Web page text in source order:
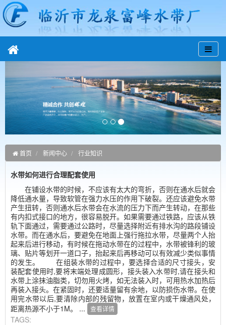
首页 新闻中心 行业知识
水带如何进行合理配套使用
在铺设水带的时候，不应该有太大的弯折，否则在通水后就会
降低通水量，导致软管在强力水压的作用下破裂。还应该避免水带
产生扭转，否则通水后水带会在水流的压力下而产生转动，在那些
有内扣式接口的地方，很容易脱开。如果需要通过铁路，应该从铁
轨下面通过，需要通过公路时，尽量选择附近有排水沟的路段铺设
水带。而在通水后，要避免在地面上强行拖拉水带，尽量两个人抬
起来后进行移动，有时候在拖动水带在的过程中，水带被锋利的玻
璃、贴片等划开一道口子，抬起来后再移动可以有效减少类似事情
的发生。 在组装水带的过程中，要选择合适的尺寸接头，安
装配套使用时,要将末端处理成圆形，接头装入水带时,请在接头和
水带上涂抹油脂类，切勿用火烤，如无法装入时，可用热水加热后
再装入接头。在紧固时，还要适量留有余地，以防损伤水带。在使
用完水带以后,要清除内部的残留物，放置在室内或干燥通风处，
距离热源不小于1M。 ...
查看详情
TAGS: